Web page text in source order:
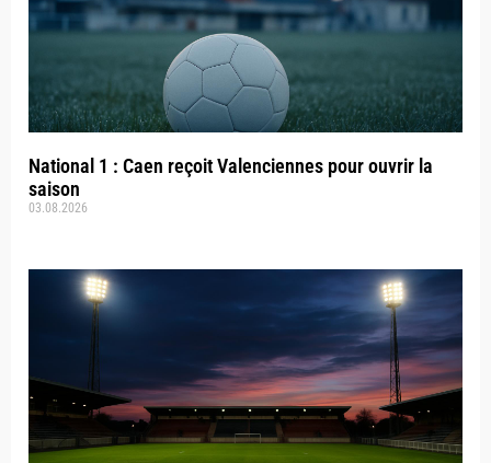
National 1 : Caen reçoit Valenciennes pour ouvrir la
saison
03.08.2026